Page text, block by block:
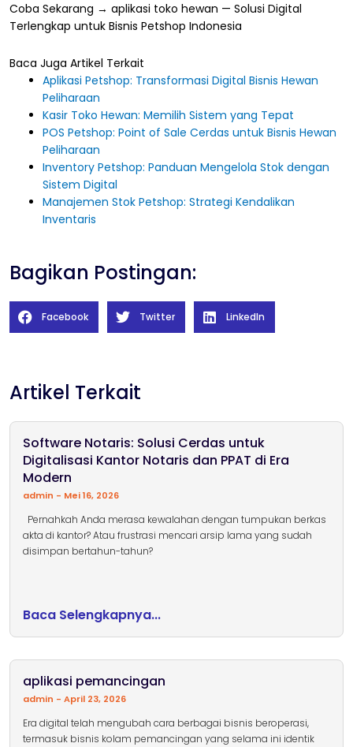
Coba Sekarang → aplikasi toko hewan — Solusi Digital
Terlengkap untuk Bisnis Petshop Indonesia
Baca Juga Artikel Terkait
Aplikasi Petshop: Transformasi Digital Bisnis Hewan
Peliharaan
Kasir Toko Hewan: Memilih Sistem yang Tepat
POS Petshop: Point of Sale Cerdas untuk Bisnis Hewan
Peliharaan
Inventory Petshop: Panduan Mengelola Stok dengan
Sistem Digital
Manajemen Stok Petshop: Strategi Kendalikan
Inventaris
Bagikan Postingan:
Facebook Twitter LinkedIn
Artikel Terkait
Software Notaris: Solusi Cerdas untuk
Digitalisasi Kantor Notaris dan PPAT di Era
Modern
admin Mei 16, 2026
Pernahkah Anda merasa kewalahan dengan tumpukan berkas
akta di kantor? Atau frustrasi mencari arsip lama yang sudah
disimpan bertahun-tahun?
Baca Selengkapnya...
aplikasi pemancingan
admin April 23, 2026
Era digital telah mengubah cara berbagai bisnis beroperasi,
termasuk bisnis kolam pemancingan yang selama ini identik